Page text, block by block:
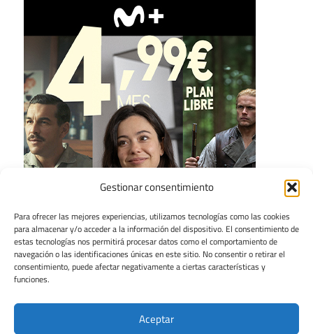
Gestionar consentimiento
Para ofrecer las mejores experiencias, utilizamos tecnologías como las cookies
para almacenar y/o acceder a la información del dispositivo. El consentimiento de
estas tecnologías nos permitirá procesar datos como el comportamiento de
navegación o las identificaciones únicas en este sitio. No consentir o retirar el
consentimiento, puede afectar negativamente a ciertas características y
funciones.
Aceptar